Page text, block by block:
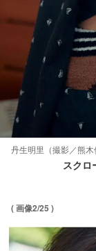
丹生明里（撮影／熊木
スクロ
( 画像2/25 )